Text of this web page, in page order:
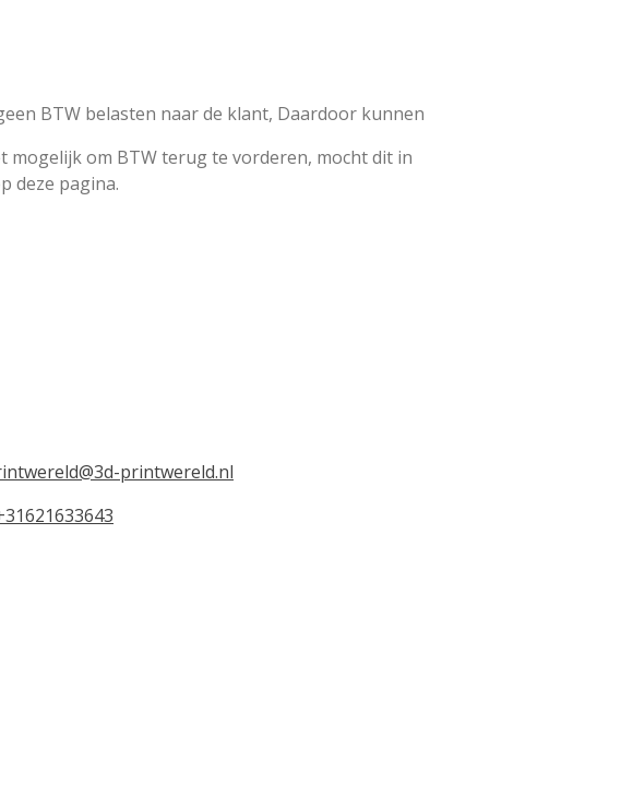
BTW belasten naar de klant, Daardoor kunnen
mogelijk om BTW terug te vorderen, mocht dit in
deze pagina.
printwereld.nl